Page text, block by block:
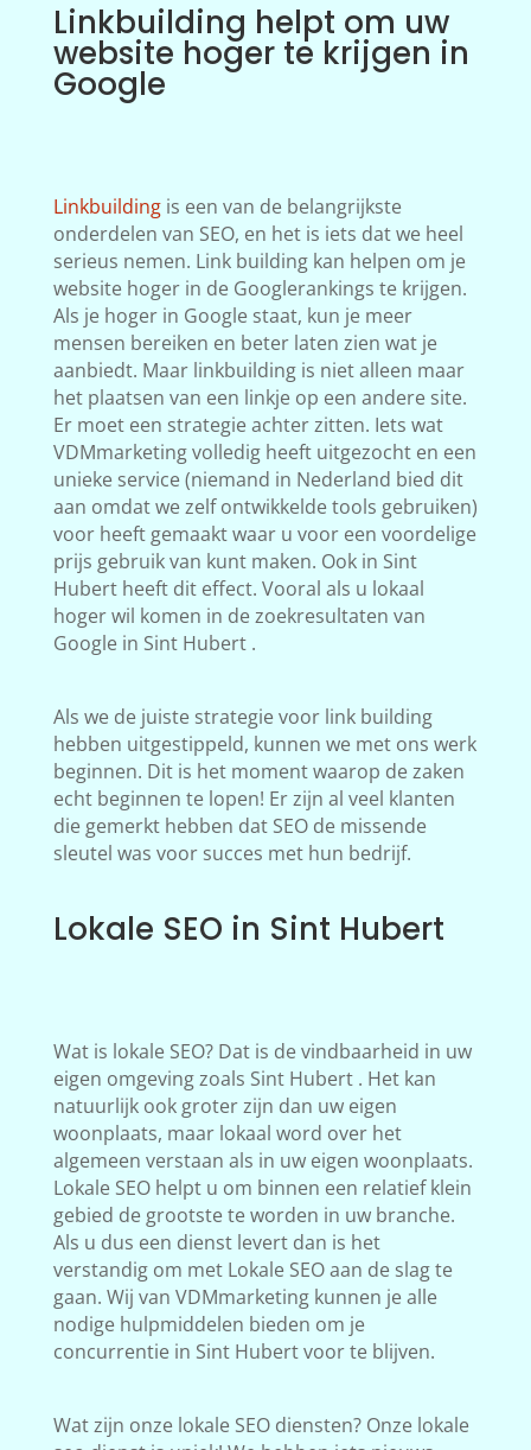
Linkbuilding helpt om uw
website hoger te krijgen in
Google
Linkbuildingis een van de belangrijkste
onderdelen van SEO, en het is iets dat we heel
serieus nemen. Link building kan helpen om je
website hoger in de Googlerankings te krijgen.
Als je hoger in Google staat, kun je meer
mensen bereiken en beter laten zien wat je
aanbiedt. Maar linkbuilding is niet alleen maar
het plaatsen van een linkje op een andere site.
Er moet een strategie achter zitten. Iets wat
VDMmarketing volledig heeft uitgezocht en een
unieke service (niemand in Nederland bied dit
aan omdat we zelf ontwikkelde tools gebruiken)
voor heeft gemaakt waar u voor een voordelige
prijs gebruik van kunt maken. Ook in Sint
Hubert heeft dit effect. Vooral als u lokaal
hoger wil komen in de zoekresultaten van
Google in Sint Hubert .
Als we de juiste strategie voor link building
hebben uitgestippeld, kunnen we met ons werk
beginnen. Dit is het moment waarop de zaken
echt beginnen te lopen! Er zijn al veel klanten
die gemerkt hebben dat SEO de missende
sleutel was voor succes met hun bedrijf.
Lokale SEO in Sint Hubert
Wat is lokale SEO? Dat is de vindbaarheid in uw
eigen omgeving zoals Sint Hubert . Het kan
natuurlijk ook groter zijn dan uw eigen
woonplaats, maar lokaal word over het
algemeen verstaan als in uw eigen woonplaats.
Lokale SEO helpt u om binnen een relatief klein
gebied de grootste te worden in uw branche.
Als u dus een dienst levert dan is het
verstandig om met Lokale SEO aan de slag te
gaan. Wij van VDMmarketing kunnen je alle
nodige hulpmiddelen bieden om je
concurrentie in Sint Hubert voor te blijven.
Wat zijn onze lokale SEO diensten? Onze lokale